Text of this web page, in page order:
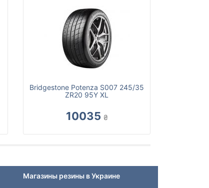
Bridgestone Potenza S007 245/35
ZR20 95Y XL
10035 ₴
Магазины резины в Украине